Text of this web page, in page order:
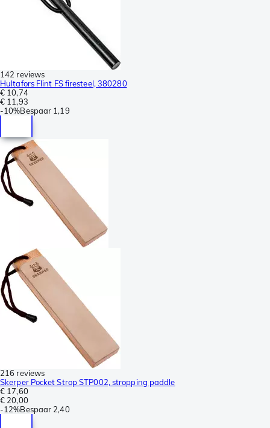
142 reviews
Hultafors Flint FS firesteel, 380280
€ 10,74
€ 11,93
-10%Bespaar 1,19
216 reviews
Skerper Pocket Strop STP002, stropping paddle
€ 17,60
€ 20,00
-12%Bespaar 2,40